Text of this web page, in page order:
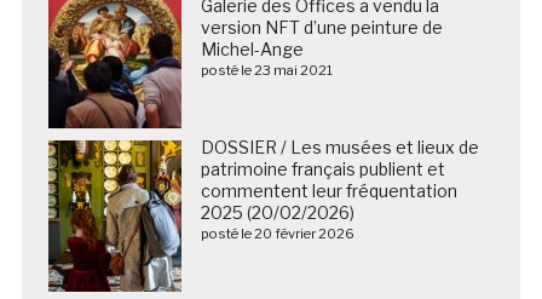
Galerie des Offices a vendu la
version NFT d’une peinture de
Michel-Ange
posté le 23 mai 2021
DOSSIER / Les musées et lieux de
patrimoine français publient et
commentent leur fréquentation
2025 (20/02/2026)
posté le 20 février 2026